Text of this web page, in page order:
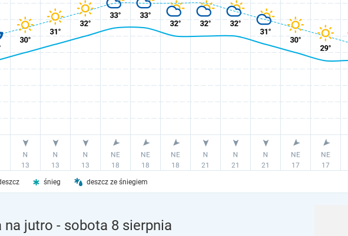
śnieg deszcz ze śniegiem
na jutro - sobota 8 sierpnia